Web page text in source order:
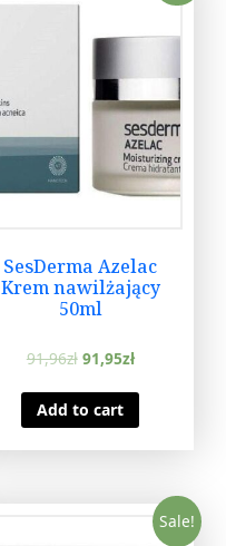
SesDerma Azelac
Krem nawilżający
50ml
91,96zł 91,95zł
Add to cart
Sale!